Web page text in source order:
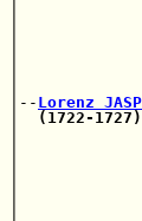
|
|
|
|
|-- Lorenz
(1722-1727)
|
|
|
|